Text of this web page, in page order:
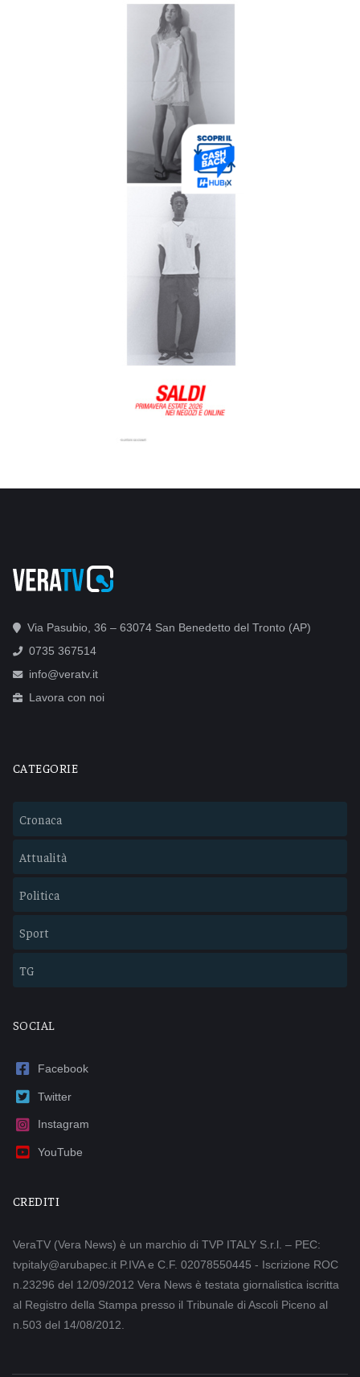
Via Pasubio, 36 – 63074 San Benedetto del Tronto (AP)
0735 367514
info@veratv.it
Lavora con noi
CATEGORIE
Cronaca
Attualità
Politica
Sport
TG
SOCIAL
Facebook
Twitter
Instagram
YouTube
CREDITI
VeraTV (Vera News) è un marchio di TVP ITALY S.r.l. – PEC:
tvpitaly@arubapec.it P.IVA e C.F. 02078550445 - Iscrizione ROC
n.23296 del 12/09/2012 Vera News è testata giornalistica iscritta
al Registro della Stampa presso il Tribunale di Ascoli Piceno al
n.503 del 14/08/2012.